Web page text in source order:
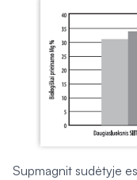
Supmagnit sudėtyje